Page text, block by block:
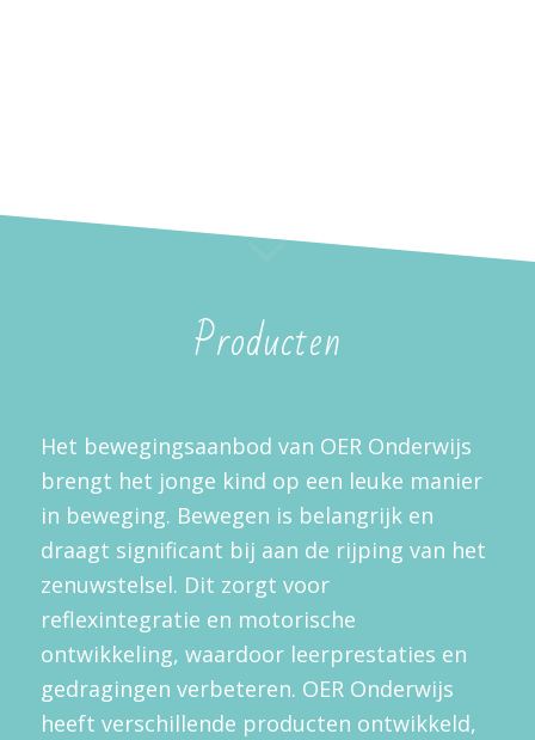
Producten
Het bewegingsaanbod van OER Onderwijs
brengt het jonge kind op een leuke manier
in beweging. Bewegen is belangrijk en
draagt significant bij aan de rijping van het
zenuwstelsel. Dit zorgt voor
reflexintegratie en motorische
ontwikkeling, waardoor leerprestaties en
gedragingen verbeteren. OER Onderwijs
heeft verschillende producten ontwikkeld,